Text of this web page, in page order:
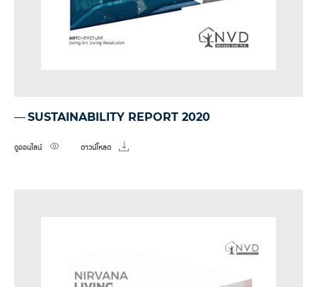
SUSTAINABILITY REPORT 2020
ดูออนไลน์ ดาวน์โหลด